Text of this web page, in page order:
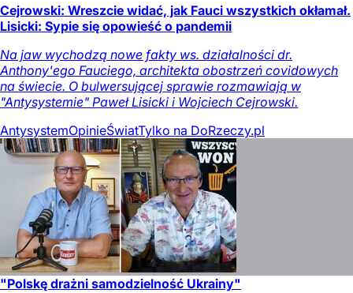
Cejrowski: Wreszcie widać, jak Fauci wszystkich okłamał.
Lisicki: Sypie się opowieść o pandemii
Na jaw wychodzą nowe fakty ws. działalności dr.
Anthony'ego Fauciego, architekta obostrzeń covidowych
na świecie. O bulwersującej sprawie rozmawiają w
"Antysystemie" Paweł Lisicki i Wojciech Cejrowski.
AntysystemOpinieŚwiatTylko na DoRzeczy.pl
"Polskę drażni samodzielność Ukrainy"